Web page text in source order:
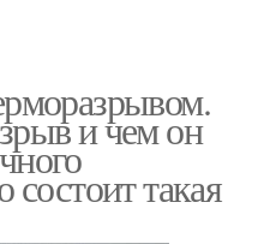
и чем он
состоит такая